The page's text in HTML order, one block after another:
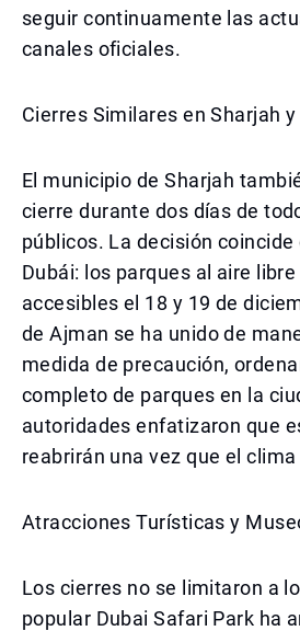
seguir continuamente las
canales oficiales.
Cierres Similares en Sharjah
El municipio de Sharjah
cierre durante dos días de
públicos. La decisión
Dubái: los parques al aire
accesibles el 18 y 19 de
de Ajman se ha unido de
medida de precaución,
completo de parques en la
autoridades enfatizaron que
reabrirán una vez que el
Atracciones Turísticas y
Los cierres no se limitaron a
popular Dubai Safari Park ha